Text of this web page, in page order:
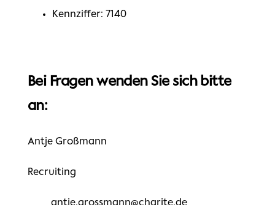
Kennziffer: 7140
Bei Fragen wenden Sie sich bitte
an:
Antje Großmann
Recruiting
antje.grossmann@charite.de